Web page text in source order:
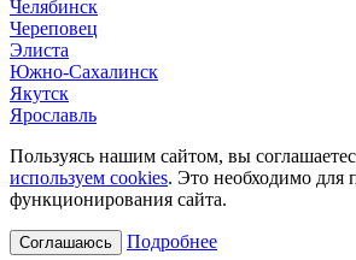
Челябинск
Череповец
Элиста
Южно-Сахалинск
Якутск
Ярославль
Пользуясь нашим сайтом, вы
используем cookies. Это необходимо для
функционирования сайта.
Соглашаюсь Подробнее